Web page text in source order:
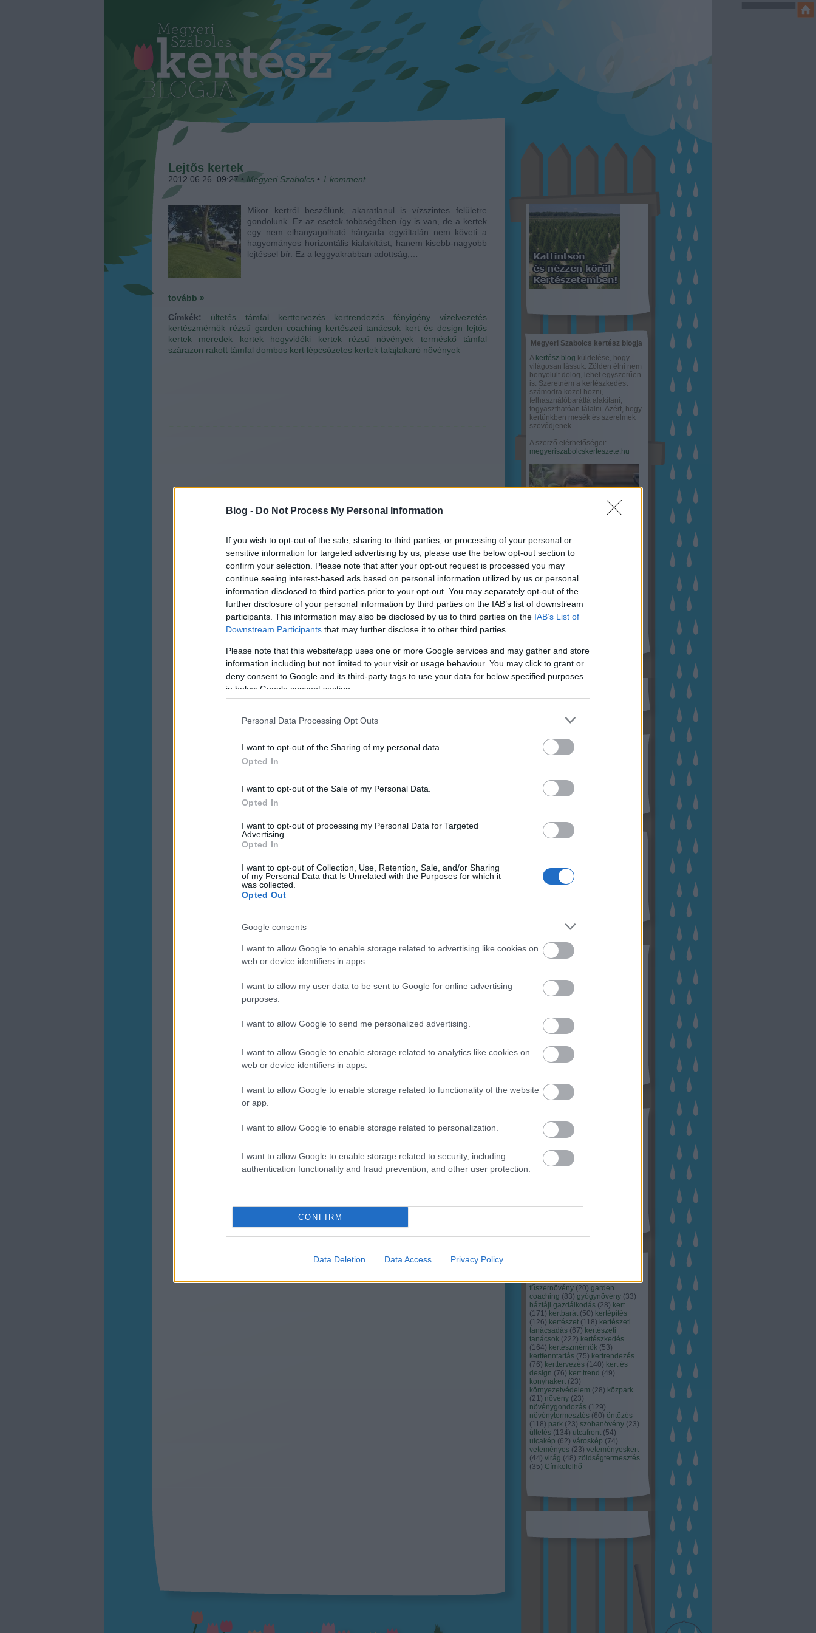
Blog - Do Not Process My Personal Information
If you wish to opt-out of the sale, sharing to third parties, or processing of your personal or
sensitive information for targeted advertising by us, please use the below opt-out section to
confirm your selection. Please note that after your opt-out request is processed you may
continue seeing interest-based ads based on personal information utilized by us or personal
information disclosed to third parties prior to your opt-out. You may separately opt-out of the
further disclosure of your personal information by third parties on the IAB’s list of downstream
participants. This information may also be disclosed by us to third parties on the IAB’s List of
Downstream Participants that may further disclose it to other third parties.
Please note that this website/app uses one or more Google services and may gather and store
information including but not limited to your visit or usage behaviour. You may click to grant or
deny consent to Google and its third-party tags to use your data for below specified purposes
in below Google consent section.
Personal Data Processing Opt Outs
I want to opt-out of the Sharing of my personal data.
Opted In
I want to opt-out of the Sale of my Personal Data.
Opted In
I want to opt-out of processing my Personal Data for Targeted
Advertising.
Opted In
I want to opt-out of Collection, Use, Retention, Sale, and/or Sharing
of my Personal Data that Is Unrelated with the Purposes for which it
was collected.
Opted Out
Google consents
I want to allow Google to enable storage related to advertising like cookies on
web or device identifiers in apps.
I want to allow my user data to be sent to Google for online advertising
purposes.
I want to allow Google to send me personalized advertising.
I want to allow Google to enable storage related to analytics like cookies on
web or device identifiers in apps.
I want to allow Google to enable storage related to functionality of the website
or app.
I want to allow Google to enable storage related to personalization.
I want to allow Google to enable storage related to security, including
authentication functionality and fraud prevention, and other user protection.
CONFIRM
Data Deletion Data Access Privacy Policy
Lejtős kertek
2012.06.26. 09:27 • Megyeri Szabolcs • 1 komment
Mikor kertről beszélünk, akaratlanul is vízszintes felületre
gondolunk. Ez az esetek többségében így is van, de a kertek
egy nem elhanyagolható hányada egyáltalán nem követi a
hagyományos horizontális kialakítást, hanem kisebb-nagyobb
lejtéssel bír. Ez a leggyakrabban adottság,…
tovább »
Címkék: ültetés támfal kerttervezés kertrendezés fényigény
vízelvezetés
kertészmérnök rézsű garden coaching kertészeti tanácsok kert és design lejtős
kertek
meredek kertek hegyvidéki kertek rézsű növények
terméskő támfal
szárazon rakott támfal dombos kert lépcsőzetes kertek talajtakaró növények
Megyeri Szabolcs kertész blogja
A kertész blog küldetése, hogy
világosan lássuk: Zölden élni nem
bonyolult dolog, lehet egyszerűen
is. Szeretném a kertészkedést
számodra közel hozni,
felhasználóbaráttá alakítani,
fogyaszthatóan tálalni. Azért, hogy
kertünkben mesék és szerelmek
szövődjenek.
A szerző elérhetőségei:
megyeriszabolcskerteszete.hu
Kövessen Facebookon
Keresés
Kertészete
Hírlevél feliratkozás
Youtube csatornám
Archívum
2022 október
2022 szeptember
2022 augusztus
2022 április
(3
2021 december
2021 augusztus
Tovább
...
Budapest (45) dísznövény (116)
fűszernövény (20) garden
coaching (83) gyógynövény (33)
háztáji gazdálkodás (28) kert
(171) kertbarát (50) kertépítés
(126) kertészet (118) kertészeti
tanácsadás (67) kertészeti
tanácsok (222) kertészkedés
(164) kertészmérnök (53)
kertfenntartás (75) kertrendezés
(76) kerttervezés (140) kert és
design (76) kert trend (49)
konyhakert (23)
környezetvédelem (28) közpark
(21) növény (23)
növénygondozás (129)
növénytermesztés (60) öntözés
(118) park (23) szobanövény (23)
ültetés (134) utcafront (54)
utcakép (62) városkép (74)
veteményes (23) veteményeskert
(44) virág (48) zöldségtermesztés
(35) Címkefelhő